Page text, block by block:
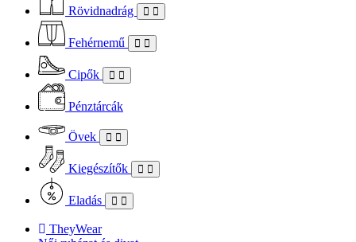
Rövidnadrág
Fehérnemű
Cipők
Pénztárcák
Övek
Kiegészítők
Eladás
TheyWear